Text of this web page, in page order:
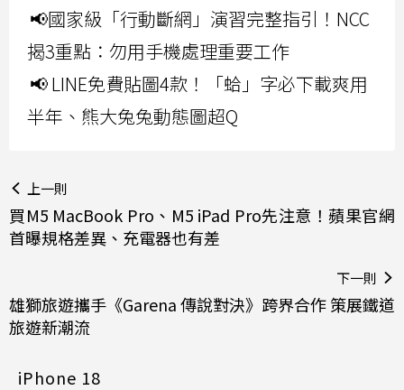
📢國家級「行動斷網」演習完整指引！NCC
揭3重點：勿用手機處理重要工作
📢 LINE免費貼圖4款！「蛤」字必下載爽用
半年、熊大兔兔動態圖超Q
上一則
買M5 MacBook Pro、M5 iPad Pro先注意！蘋果官網
首曝規格差異、充電器也有差
下一則
雄獅旅遊攜手《Garena 傳說對決》跨界合作 策展鐵道
旅遊新潮流
iPhone 18